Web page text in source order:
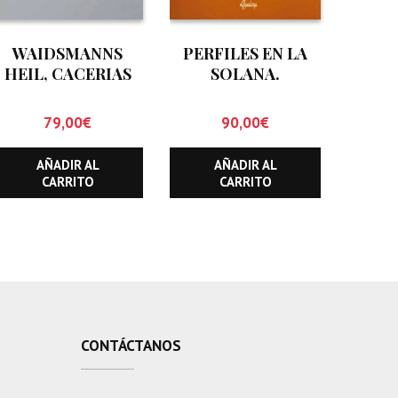
WAIDSMANNS
HEIL, CACERIAS
EUROPA EN EL
SIGLO XXI
79,00€
AÑADIR AL
CARRITO
PERFILES EN LA
SOLANA.
recuerdos de un
cazador
90,00€
AÑADIR AL
CARRITO
CONTÁCTANOS